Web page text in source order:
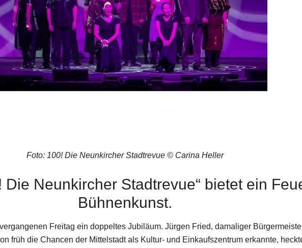
Foto: 100! Die Neunkircher Stadtrevue © Carina Heller
Die Neunkircher Stadtrevue“ bietet ein
Bühnenkunst.
Freitag ein doppeltes Jubiläum. Jürgen Fried, damaliger
früh die Chancen der Mittelstadt als Kultur- und Einkaufszentrum erkannte,